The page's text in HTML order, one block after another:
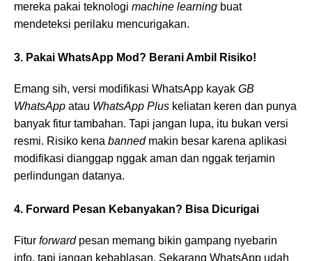
mereka pakai teknologi machine learning buat
mendeteksi perilaku mencurigakan.
3. Pakai WhatsApp Mod? Berani Ambil Risiko!
Emang sih, versi modifikasi WhatsApp kayak GB
WhatsApp atau WhatsApp Plus keliatan keren dan punya
banyak fitur tambahan. Tapi jangan lupa, itu bukan versi
resmi. Risiko kena banned makin besar karena aplikasi
modifikasi dianggap nggak aman dan nggak terjamin
perlindungan datanya.
4. Forward Pesan Kebanyakan? Bisa Dicurigai
Fitur forward pesan memang bikin gampang nyebarin
info, tapi jangan kebablasan. Sekarang WhatsApp udah